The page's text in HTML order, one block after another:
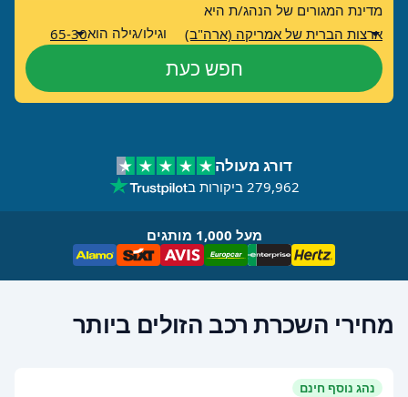
מדינת המגורים של הנהג/ת היא
ארצות הברית של אמריקה (ארה"ב)
וגילו/גילה הוא65-30
חפש כעת
דורג מעולה
279,962 ביקורות ב
מעל 1,000 מותגים
מחירי השכרת רכב הזולים ביותר
נהג נוסף חינם